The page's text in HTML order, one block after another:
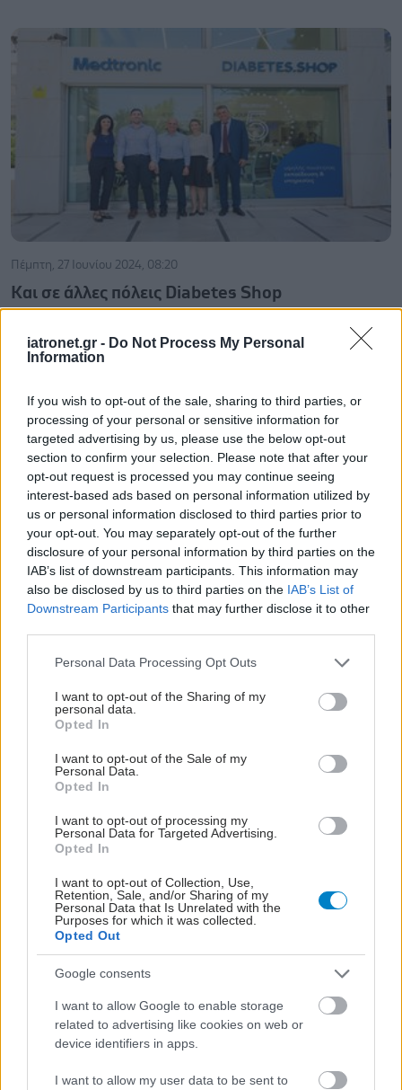
iatronet.gr - Do Not Process My Personal
Information
If you wish to opt-out of the sale, sharing to third parties, or
processing of your personal or sensitive information for
targeted advertising by us, please use the below opt-out
section to confirm your selection. Please note that after your
opt-out request is processed you may continue seeing
interest-based ads based on personal information utilized by
us or personal information disclosed to third parties prior to
your opt-out. You may separately opt-out of the further
disclosure of your personal information by third parties on the
IAB’s list of downstream participants. This information may
also be disclosed by us to third parties on the IAB’s List of
Downstream Participants that may further disclose it to other
Please note that this website/app uses one or more Google
not limited to your visit or usage behaviour. You may click to
grant or deny consent to Google and its third-party tags to
use your data for below specified purposes in below Google
consent section.
Personal Data Processing Opt Outs
I want to opt-out of the Sharing of my
personal data.
Opted In
I want to opt-out of the Sale of my
Personal Data.
Opted In
I want to opt-out of processing my
Personal Data for Targeted Advertising.
Opted In
I want to opt-out of Collection, Use,
Retention, Sale, and/or Sharing of my
Personal Data that Is Unrelated with the
Purposes for which it was collected.
Opted Out
Google consents
I want to allow Google to enable storage
related to advertising like cookies on web or
device identifiers in apps.
I want to allow my user data to be sent to
Πέμπτη, 27 Ιουνίου 2024, 08:20
Kαι σε άλλες πόλεις Diabetes Shop
υγείας και των ασθενών.
Τρίτη, 04 Οκτωβρίου 2022, 10:05
Μαζεύεται η αφρόκρεμα για τον διαβήτη
Ξεκινούν οι διαπραγματεύσεις.
Δευτέρα, 24 Μαΐου 2021, 13:03
Συνέδριο της Ελληνικής Διαβητολογικής
Εταιρείας